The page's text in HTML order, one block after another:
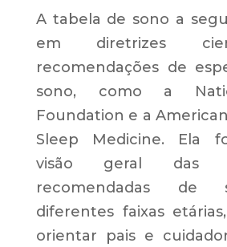
A tabela de sono a
em diretrizes
recomendações de
sono, como a
Foundation e a
Sleep Medicine. Ela
visão geral das
recomendadas de
diferentes faixas
orientar pais e